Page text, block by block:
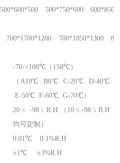
500*600*500 500*750*600
700*1700*1200 700*1850*1300
-70-+100℃（150℃）
（A10℃ B0℃ C-20℃ D-40℃
E-50℃ F-60℃ G-70℃）
20﹪ -98﹪R.H （10﹪-98﹪R.H
均可定制）
0.01℃ 0.1%R.H
±1℃ ±3%R.H